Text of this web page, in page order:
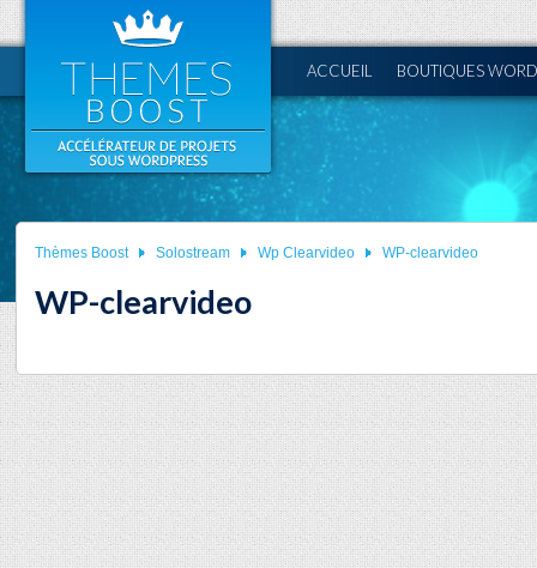
ACCUEIL BOUTIQUES
Thèmes Boost Solostream Wp Clearvideo WP-clearvideo
WP-clearvideo